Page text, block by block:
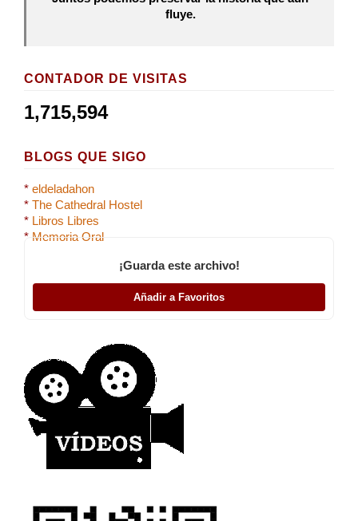
fluye.
CONTADOR DE VISITAS
1,715,594
BLOGS QUE SIGO
* eldeladahon
* The Cathedral Hostel
* Libros Libres
* Memoria Oral
¡Guarda este archivo!
Añadir a Favoritos